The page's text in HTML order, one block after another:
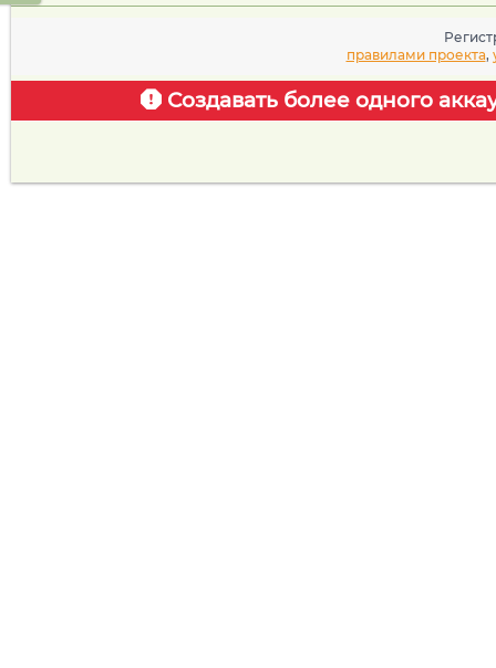
правилами проекта,
Создавать более одного